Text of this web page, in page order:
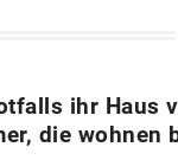
ihr Haus
die wohnen